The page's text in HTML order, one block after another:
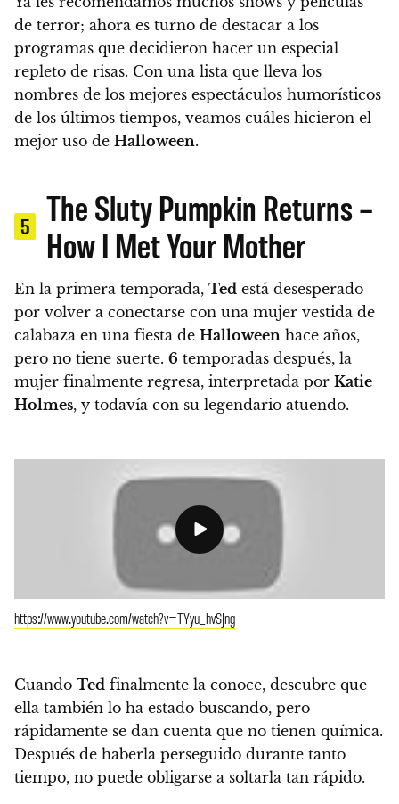
de terror; ahora es turno de destacar a los
programas que decidieron hacer un especial
repleto de risas. Con una lista que lleva los
nombres de los mejores espectáculos humorísticos
de los últimos tiempos, veamos cuáles hicieron el
mejor uso de Halloween.
5
The Sluty Pumpkin Returns –
How I Met Your Mother
En la primera temporada, Ted está desesperado
por volver a conectarse con una mujer vestida de
calabaza en una fiesta de Halloween hace años,
pero no tiene suerte. 6 temporadas después, la
mujer finalmente regresa, interpretada por Katie
Holmes, y todavía con su legendario atuendo.
https://www.youtube.com/watch?v=TYyu_hvSJng
Cuando Ted finalmente la conoce, descubre que
ella también lo ha estado buscando, pero
rápidamente se dan cuenta que no tienen química.
Después de haberla perseguido durante tanto
tiempo, no puede obligarse a soltarla tan rápido.